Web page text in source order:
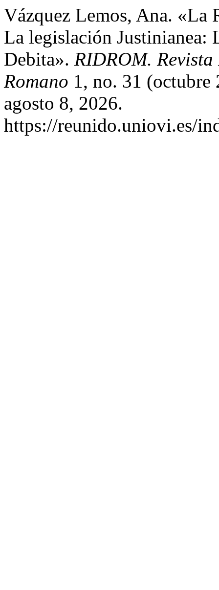
Vázquez Lemos, Ana. «La
La legislación Justinianea:
Debita». RIDROM.
Romano 1, no. 31
agosto 8, 2026.
https://reunido.uniovi.es/